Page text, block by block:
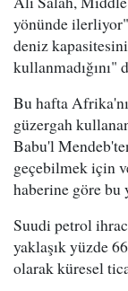
yönünde
deniz
kullanmadığını"
Bu hafta
güzergah
Babu'l
geçebilmek için
haberine göre bu
Suudi petrol
yaklaşık yüzde
olarak küresel